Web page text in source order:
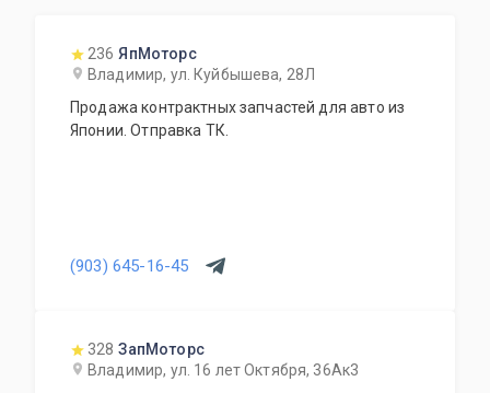
236 ЯпМоторс
Владимир, ул. Куйбышева, 28Л
Продажа контрактных запчастей для авто из
Японии. Отправка ТК.
(903) 645-16-45
328 ЗапМоторс
Владимир, ул. 16 лет Октября, 36Ак3